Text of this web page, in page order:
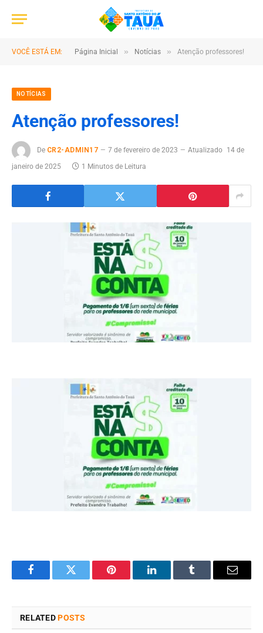
VOCÊ ESTÁ EM: Página Inicial » Notícias » Atenção professores!
NOTÍCIAS
Atenção professores!
De CR2-ADMIN17 7 de fevereiro de 2023 Atualizado 14 de
janeiro de 2025
1 Minutos de Leitura
FacebookTwitter Pinterest LinkedInTumblr Email
RELATEDPOSTS